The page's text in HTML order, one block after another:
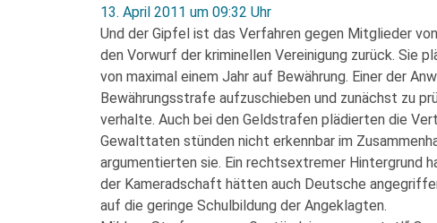
13. April 2011 um 09:32 Uhr
Und der Gipfel ist das Verfahren gegen Mitglieder
den Vorwurf der kriminellen Vereinigung zurück. Sie
von maximal einem Jahr auf Bewährung. Einer der
Bewährungsstrafe aufzuschieben und zunächst zu
verhalte. Auch bei den Geldstrafen plädierten die
Gewalttaten stünden nicht erkennbar im
argumentierten sie. Ein rechtsextremer Hintergrund
der Kameradschaft hätten auch Deutsche
auf die geringe Schulbildung der Angeklagten.